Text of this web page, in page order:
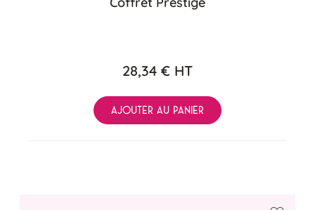
28,34 € HT
AJOUTER AU PANIER